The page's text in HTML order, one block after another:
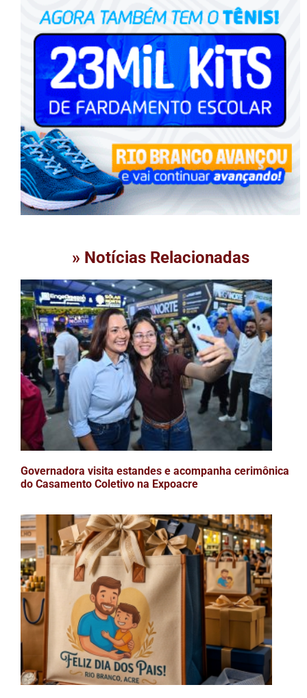
» Notícias Relacionadas
Governadora visita estandes e acompanha cerimônica
do Casamento Coletivo na Expoacre